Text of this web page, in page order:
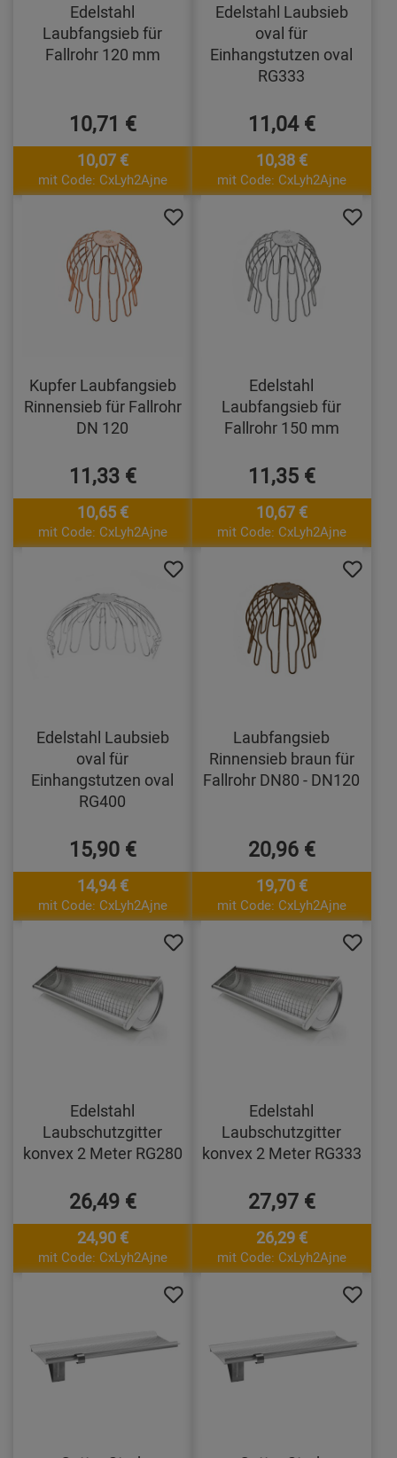
Edelstahl
Laubfangsieb für
Fallrohr 120 mm
10,71 €
10,07 €
mit Code: CxLyh2Ajne
Edelstahl Laubsieb
oval für
Einhangstutzen oval
RG333
11,04 €
10,38 €
mit Code: CxLyh2Ajne
Kupfer Laubfangsieb
Rinnensieb für Fallrohr
DN 120
11,33 €
10,65 €
mit Code: CxLyh2Ajne
Edelstahl
Laubfangsieb für
Fallrohr 150 mm
11,35 €
10,67 €
mit Code: CxLyh2Ajne
Edelstahl Laubsieb
oval für
Einhangstutzen oval
RG400
15,90 €
14,94 €
mit Code: CxLyh2Ajne
Laubfangsieb
Rinnensieb braun für
Fallrohr DN80 - DN120
20,96 €
19,70 €
mit Code: CxLyh2Ajne
Edelstahl
Laubschutzgitter
konvex 2 Meter RG280
26,49 €
24,90 €
mit Code: CxLyh2Ajne
Edelstahl
Laubschutzgitter
konvex 2 Meter RG333
27,97 €
26,29 €
mit Code: CxLyh2Ajne